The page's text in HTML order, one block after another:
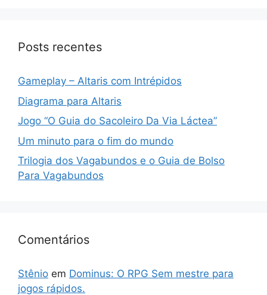
Posts recentes
Gameplay – Altaris com Intrépidos
Diagrama para Altaris
Jogo “O Guia do Sacoleiro Da Via Láctea”
Um minuto para o fim do mundo
Trilogia dos Vagabundos e o Guia de Bolso
Para Vagabundos
Comentários
Stênio em Dominus: O RPG Sem mestre para
jogos rápidos.